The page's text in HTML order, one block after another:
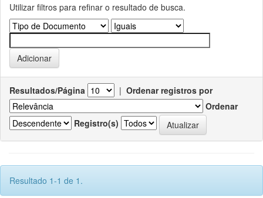
Utilizar filtros para refinar o resultado de busca.
Resultados/Página | Ordenar registros por
Ordenar
Registro(s)
Resultado 1-1 de 1.